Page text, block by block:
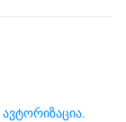
ავტორიზაცია